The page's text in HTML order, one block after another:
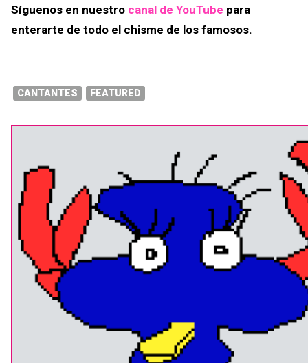
Síguenos en nuestro canal de YouTube para
enterarte de todo el chisme de los famosos.
CANTANTES FEATURED